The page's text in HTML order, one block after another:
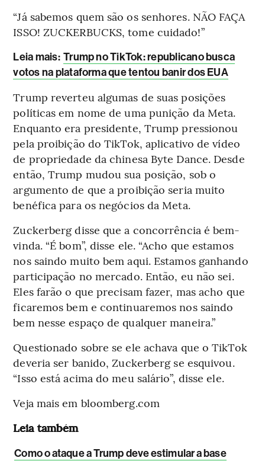
“Já sabemos quem são os senhores. NÃO FAÇA
ISSO! ZUCKERBUCKS, tome cuidado!”
Leia mais: Trump no TikTok: republicano busca
votos na plataforma que tentou banir dos EUA
Trump reverteu algumas de suas posições
políticas em nome de uma punição da Meta.
Enquanto era presidente, Trump pressionou
pela proibição do TikTok, aplicativo de vídeo
de propriedade da chinesa Byte Dance. Desde
então, Trump mudou sua posição, sob o
argumento de que a proibição seria muito
benéfica para os negócios da Meta.
Zuckerberg disse que a concorrência é bem-
vinda. “É bom”, disse ele. “Acho que estamos
nos saindo muito bem aqui. Estamos ganhando
participação no mercado. Então, eu não sei.
Eles farão o que precisam fazer, mas acho que
ficaremos bem e continuaremos nos saindo
bem nesse espaço de qualquer maneira.”
Questionado sobre se ele achava que o TikTok
deveria ser banido, Zuckerberg se esquivou.
“Isso está acima do meu salário”, disse ele.
Veja mais em bloomberg.com
Leia também
Como o ataque a Trump deve estimular a base